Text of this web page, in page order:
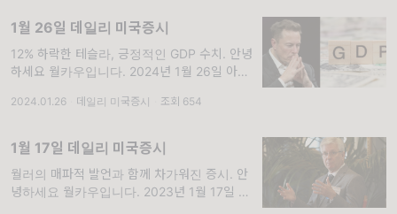
1월 26일 데일리 미국증시
12% 하락한 테슬라, 긍정적인 GDP 수치. 안녕
하세요 월카우입니다. 2024년 1월 26일 아침
S&P 500 +25.61(0.53%)
2024.01.26 데일리 미국증시 조회 654
1월 17일 데일리 미국증시
월러의 매파적 발언과 함께 차가워진 증시. 안
녕하세요 월카우입니다. 2023년 1월 17일 아